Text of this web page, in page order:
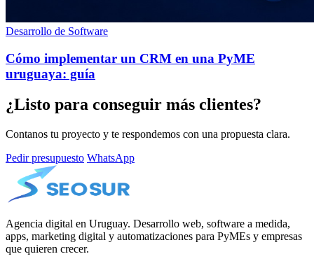
Desarrollo de Software
Cómo implementar un CRM en una PyME
uruguaya: guía
¿Listo para conseguir más clientes?
Contanos tu proyecto y te respondemos con una propuesta clara.
Pedir presupuesto WhatsApp
Agencia digital en Uruguay. Desarrollo web, software a medida,
apps, marketing digital y automatizaciones para PyMEs y empresas
que quieren crecer.